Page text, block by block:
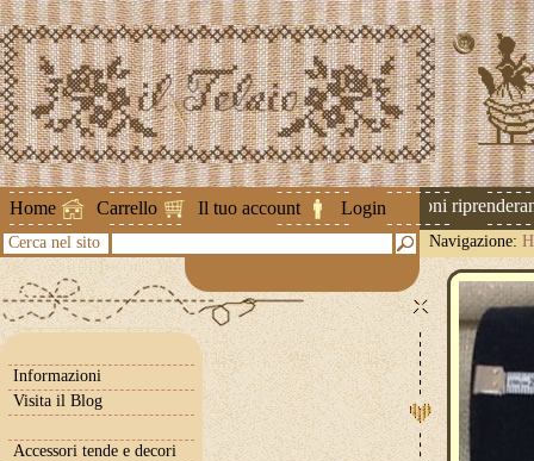
Home Carrello Il tuo account Login
Attenzione ! Le spedizioni
Cerca nel sito Navigazione:
Informazioni
Visita il Blog
Accessori tende e decori